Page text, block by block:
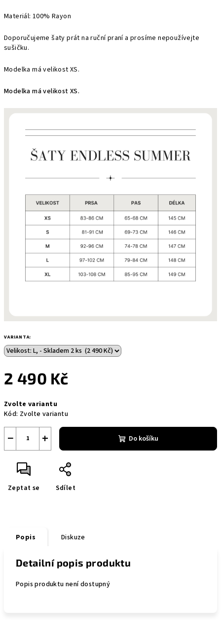
Materiál: 100% Rayon
Doporučujeme šaty prát na ruční praní a prosíme nepoužívejte
sušičku.
Modelka má velikost XS.
Modelka má velikost XS.
VARIANTA:
2 490 Kč
cena:
Zvolte variantu
Kód: Zvolte variantu
+
− Do košíku
Zeptat se Sdílet
Popis Diskuze
Detailní popis produktu
Popis produktu není dostupný